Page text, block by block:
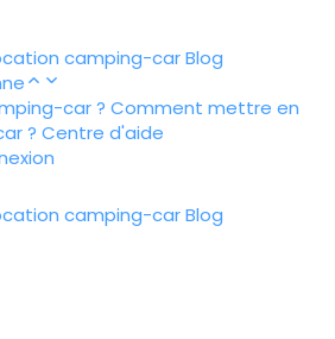
camping-carBlog
car ? Comment mettre en
? Centre d'aide
camping-carBlog